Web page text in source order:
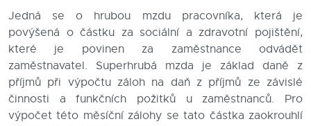
Kariéra
Partneři
Blog
Kontakty
Jedná se o hrubou mzdu pracovníka, která je
povýšená o částku za sociální a zdravotní pojištění,
které je povinen za zaměstnance odvádět
zaměstnavatel. Superhrubá mzda je základ daně z
příjmů při výpočtu záloh na daň z příjmů ze závislé
činnosti a funkčních požitků u zaměstnanců. Pro
výpočet této měsíční zálohy se tato částka zaokrouhlí